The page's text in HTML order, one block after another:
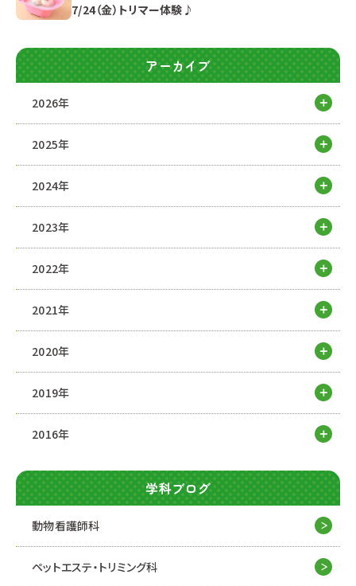
7/24（金）トリマー体験♪
アーカイブ
2026年
2025年
2024年
2023年
2022年
2021年
2020年
2019年
2016年
学科ブログ
動物看護師科
ペットエステ・トリミング科